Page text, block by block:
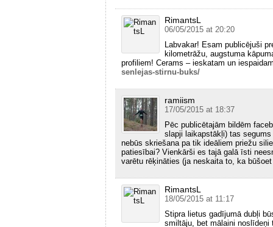
RimantsL
06/05/2015 at 20:20
Labvakar! Esam publicējuši
kilometrāžu, augstuma
profiliem! Cerams – ieskatam un
senlejas-stirnu-buks/
ramiism
17/05/2015 at 18:37
Pēc publicētajām bildēm
slapji laikapstākļi) tas
nebūs skriešana pa tik ideāliem priežu
patiesībai? Vienkārši es tajā galā īsti
varētu rēķināties (ja neskaita to, ka
RimantsL
18/05/2015 at 11:17
Stipra lietus gadījumā dubļi
smiltāju, bet mālaini